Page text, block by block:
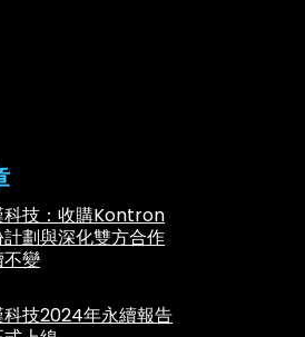
科技：收購Kontron
劃與深化雙方合作
變
科技2024年永續報告